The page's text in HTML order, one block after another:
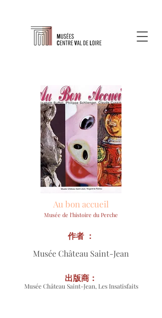
Au bon accueil
Musée de l'histoire du Perche
Musée Château Saint-Jean
作者 ：
Musée Château Saint-Jean, Les Insatisfaits
出版商：